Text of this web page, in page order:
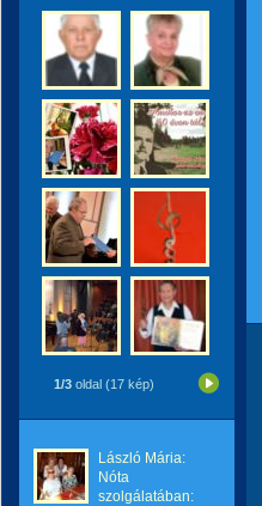
1/3 oldal (17 kép)
László Mária:
Nóta
szolgálatában: